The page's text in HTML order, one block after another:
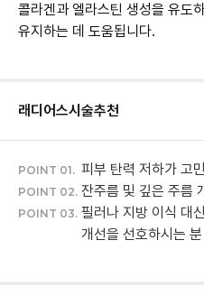
콜라겐과 엘라스틴 생성을 유도
유지하는 데 도움됩니다.
래디어스시술추천
POINT 01.
POINT 02. 잔주름 및 깊은 주름
POINT 03. 필러나 지방 이식 대
개선을 선호하시는 분